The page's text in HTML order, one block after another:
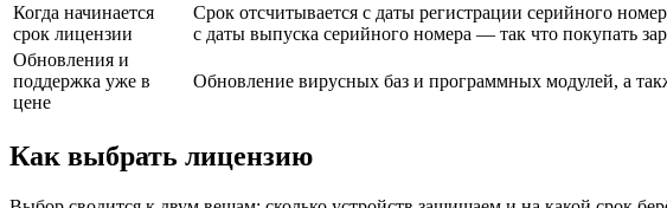
Когда начинается
срок лицензии
Срок отсчитывается с даты регистрации серийного
с даты выпуска серийного номера — так что покупать
Обновления и
поддержка уже в
цене
Обновление вирусных баз и программных модулей, а
Как выбрать лицензию